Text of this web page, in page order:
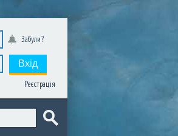
Забули?
Вхід
Реєстрація